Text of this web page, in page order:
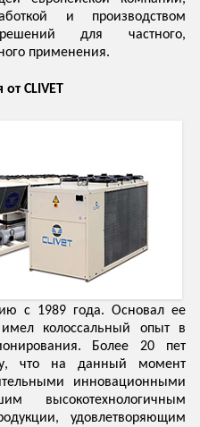
и производством
для частного,
применения.
CLIVET
с 1989 года. Основал ее
колоссальный опыт в
Более 20 пет
что на данный момент
инновационными
высокотехнологичным
удовлетворяющим